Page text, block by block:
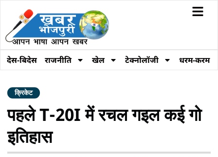
देस-बिदेस राजनीति खेल टेक्नोलॉजी धरम-करम
क्रिकेट
पहले T-20I में रचल गइल कई गो
इतिहास